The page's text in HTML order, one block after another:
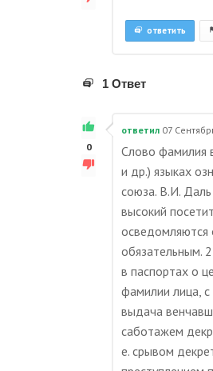
ответить
1 Ответ
0
ответил 07
Слово фамилия
и др.) языках
союза. В.И.
высокий
осведомляются
обязательным.
в паспортах о
фамилии лица,
выдача
саботажем
е. срывом